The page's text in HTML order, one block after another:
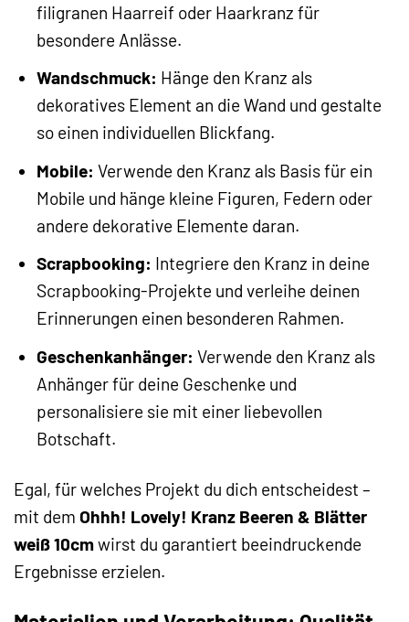
filigranen Haarreif oder Haarkranz für
besondere Anlässe.
Wandschmuck: Hänge den Kranz als
dekoratives Element an die Wand und gestalte
so einen individuellen Blickfang.
Mobile: Verwende den Kranz als Basis für ein
Mobile und hänge kleine Figuren, Federn oder
andere dekorative Elemente daran.
Scrapbooking: Integriere den Kranz in deine
Scrapbooking-Projekte und verleihe deinen
Erinnerungen einen besonderen Rahmen.
Geschenkanhänger: Verwende den Kranz als
Anhänger für deine Geschenke und
personalisiere sie mit einer liebevollen
Botschaft.
Egal, für welches Projekt du dich entscheidest –
mit dem Ohhh! Lovely! Kranz Beeren & Blätter
weiß 10cmwirst du garantiert beeindruckende
Ergebnisse erzielen.